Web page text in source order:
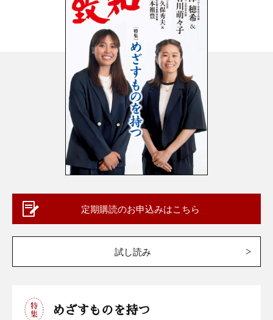
定期購読のお申込みはこちら
試し読み
めざすものを持つ